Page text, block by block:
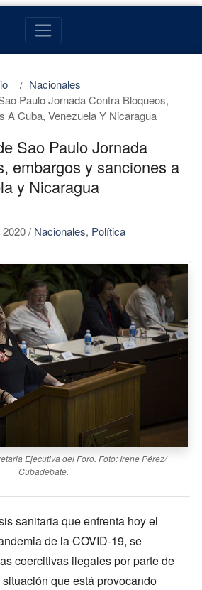
Nacionales
Paulo Jornada Contra Bloqueos,
A Cuba, Venezuela Y Nicaragua
Sao Paulo Jornada
embargos y sanciones a
y Nicaragua
/ Nacionales, Política
Ejecutiva del Foro. Foto: Irene Pérez/
Cubadebate.
sanitaria que enfrenta hoy el
de la COVID-19, se
coercitivas ilegales por parte de
que está provocando